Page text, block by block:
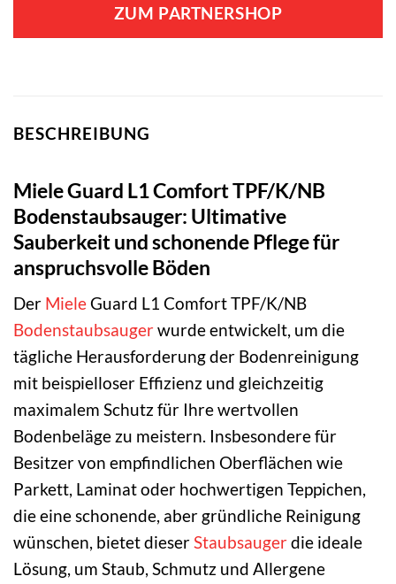
ZUM PARTNERSHOP
BESCHREIBUNG
Miele Guard L1 Comfort TPF/K/NB
Bodenstaubsauger: Ultimative
Sauberkeit und schonende Pflege für
anspruchsvolle Böden
Der MieleGuard L1 Comfort TPF/K/NB
Bodenstaubsaugerwurde entwickelt, um die
tägliche Herausforderung der Bodenreinigung
mit beispielloser Effizienz und gleichzeitig
maximalem Schutz für Ihre wertvollen
Bodenbeläge zu meistern. Insbesondere für
Besitzer von empfindlichen Oberflächen wie
Parkett, Laminat oder hochwertigen Teppichen,
die eine schonende, aber gründliche Reinigung
wünschen, bietet dieserStaubsaugerdie ideale
Lösung, um Staub, Schmutz und Allergene